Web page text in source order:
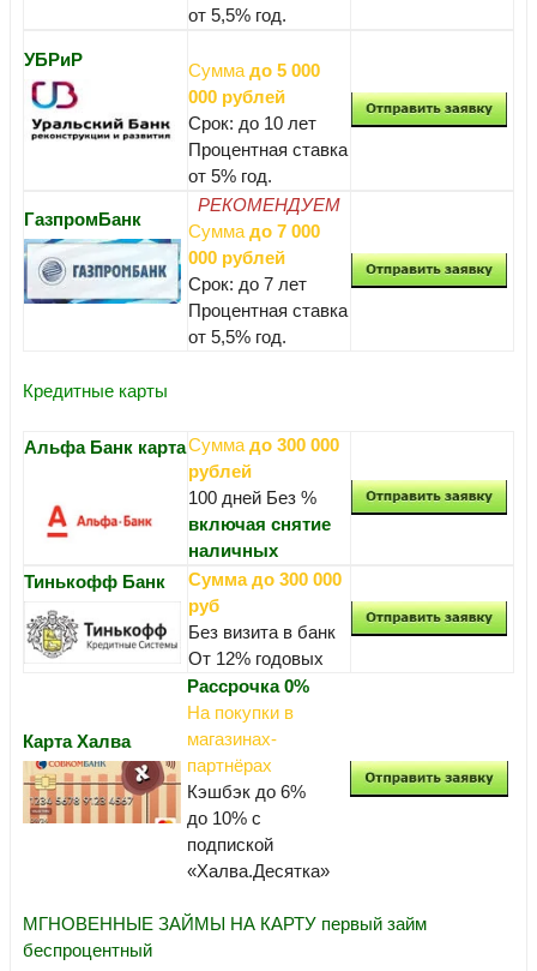
от 5,5% год.
УБРиР
Сумма до 5 000
000 рублей
Срок: до 10 лет
Процентная ставка
от 5% год.
ГазпромБанк
РЕКОМЕНДУЕМ
Сумма до 7 000
000 рублей
Срок: до 7 лет
Процентная ставка
от 5,5% год.
Кредитные карты
Альфа Банк картаСумма до 300 000
рублей
100 дней Без %
включая снятие
наличных
Тинькофф Банк
Сумма до 300 000
руб
Без визита в банк
От 12% годовых
Карта Халва
Рассрочка 0%
На покупки в
магазинах-
партнёрах
Кэшбэк до 6%
до 10% с
подпиской
«Халва.Десятка»
МГНОВЕННЫЕ ЗАЙМЫ НА КАРТУ первый займ
беспроцентный